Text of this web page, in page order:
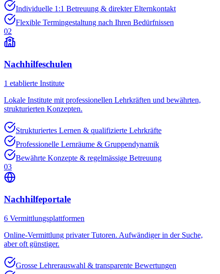
Individuelle 1:1 Betreuung & direkter Elternkontakt
Flexible Termingestaltung nach Ihren Bedürfnissen
02
Nachhilfeschulen
1 etablierte Institute
Lokale Institute mit professionellen Lehrkräften und bewährten,
strukturierten Konzepten.
Strukturiertes Lernen & qualifizierte Lehrkräfte
Professionelle Lernräume & Gruppendynamik
Bewährte Konzepte & regelmässige Betreuung
03
Nachhilfeportale
6 Vermittlungsplattformen
Online-Vermittlung privater Tutoren. Aufwändiger in der Suche,
aber oft günstiger.
Grosse Lehrerauswahl & transparente Bewertungen